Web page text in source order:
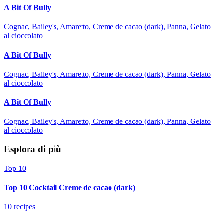
A Bit Of Bully
Cognac, Bailey's, Amaretto, Creme de cacao (dark), Panna, Gelato
al cioccolato
A Bit Of Bully
Cognac, Bailey's, Amaretto, Creme de cacao (dark), Panna, Gelato
al cioccolato
A Bit Of Bully
Cognac, Bailey's, Amaretto, Creme de cacao (dark), Panna, Gelato
al cioccolato
Esplora di più
Top 10
Top 10 Cocktail Creme de cacao (dark)
10 recipes